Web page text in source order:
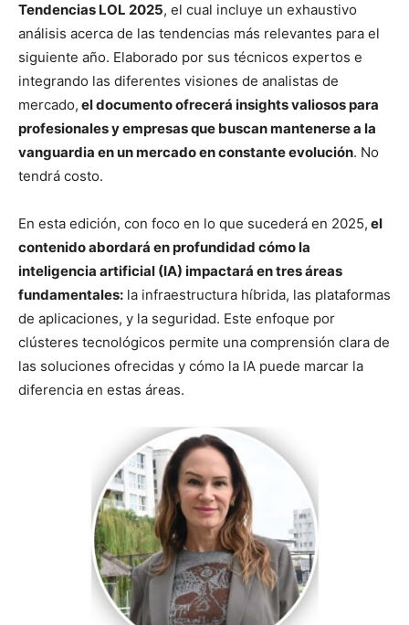
Tendencias LOL 2025, el cual incluye un exhaustivo
análisis acerca de las tendencias más relevantes para el
siguiente año. Elaborado por sus técnicos expertos e
integrando las diferentes visiones de analistas de
mercado, el documento ofrecerá insights valiosos para
profesionales y empresas que buscan mantenerse a la
vanguardia en un mercado en constante evolución. No
tendrá costo.
En esta edición, con foco en lo que sucederá en 2025, el
contenido abordará en profundidad cómo la
inteligencia artificial (IA) impactará en tres áreas
fundamentales: la infraestructura híbrida, las plataformas
de aplicaciones, y la seguridad. Este enfoque por
clústeres tecnológicos permite una comprensión clara de
las soluciones ofrecidas y cómo la IA puede marcar la
diferencia en estas áreas.